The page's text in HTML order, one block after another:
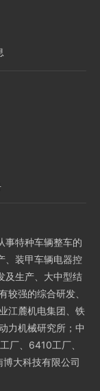
事特种车辆整车的
、装甲车辆电器控
及生产、大中型结
较强的综合研发、
江麓机电集团、铁
力机械研究所；中
厂、6410工厂、
大科技有限公司